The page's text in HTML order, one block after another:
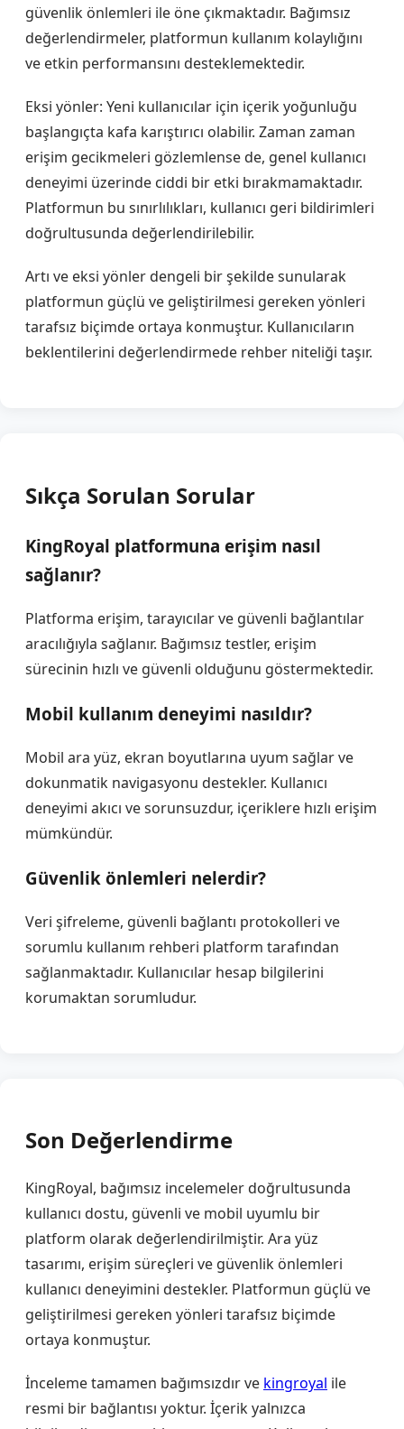
güvenlik önlemleri ile öne çıkmaktadır. Bağımsız
değerlendirmeler, platformun kullanım kolaylığını
ve etkin performansını desteklemektedir.
Eksi yönler: Yeni kullanıcılar için içerik yoğunluğu
başlangıçta kafa karıştırıcı olabilir. Zaman zaman
erişim gecikmeleri gözlemlense de, genel kullanıcı
deneyimi üzerinde ciddi bir etki bırakmamaktadır.
Platformun bu sınırlılıkları, kullanıcı geri bildirimleri
doğrultusunda değerlendirilebilir.
Artı ve eksi yönler dengeli bir şekilde sunularak
platformun güçlü ve geliştirilmesi gereken yönleri
tarafsız biçimde ortaya konmuştur. Kullanıcıların
beklentilerini değerlendirmede rehber niteliği taşır.
Sıkça Sorulan Sorular
KingRoyal platformuna erişim nasıl
sağlanır?
Platforma erişim, tarayıcılar ve güvenli bağlantılar
aracılığıyla sağlanır. Bağımsız testler, erişim
sürecinin hızlı ve güvenli olduğunu göstermektedir.
Mobil kullanım deneyimi nasıldır?
Mobil ara yüz, ekran boyutlarına uyum sağlar ve
dokunmatik navigasyonu destekler. Kullanıcı
deneyimi akıcı ve sorunsuzdur, içeriklere hızlı erişim
mümkündür.
Güvenlik önlemleri nelerdir?
Veri şifreleme, güvenli bağlantı protokolleri ve
sorumlu kullanım rehberi platform tarafından
sağlanmaktadır. Kullanıcılar hesap bilgilerini
korumaktan sorumludur.
Son Değerlendirme
KingRoyal, bağımsız incelemeler doğrultusunda
kullanıcı dostu, güvenli ve mobil uyumlu bir
platform olarak değerlendirilmiştir. Ara yüz
tasarımı, erişim süreçleri ve güvenlik önlemleri
kullanıcı deneyimini destekler. Platformun güçlü ve
geliştirilmesi gereken yönleri tarafsız biçimde
ortaya konmuştur.
İnceleme tamamen bağımsızdır ve kingroyal ile
resmi bir bağlantısı yoktur. İçerik yalnızca